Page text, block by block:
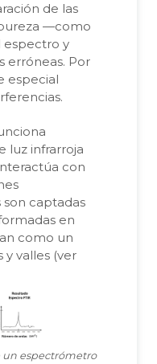
de las
—como
y
erróneas. Por
especial
luz infrarroja
con
captadas
en
como un
valles (ver
un espectrómetro